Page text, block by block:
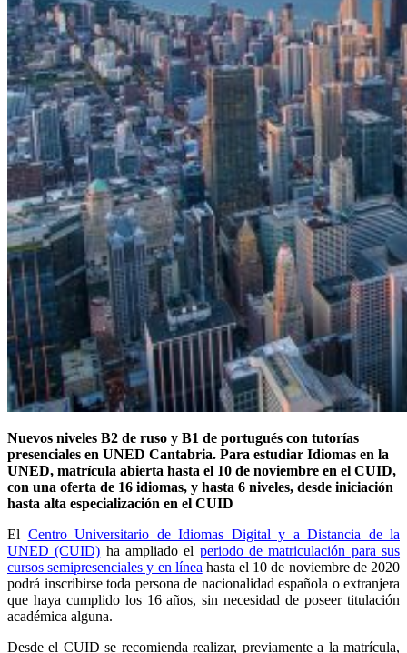
Nuevos niveles B2 de ruso y B1 de portugués con tutorías
presenciales en UNED Cantabria. Para estudiar Idiomas en la
UNED, matrícula abierta hasta el 10 de noviembre en el CUID,
con una oferta de 16 idiomas, y hasta 6 niveles, desde iniciación
hasta alta especialización en el CUID
El Centro Universitario de Idiomas Digital y a Distancia de la
UNED (CUID) ha ampliado el periodo de matriculación para sus
cursos semipresenciales y en línea hasta el 10 de noviembre de 2020
podrá inscribirse toda persona de nacionalidad española o extranjera
que haya cumplido los 16 años, sin necesidad de poseer titulación
académica alguna.
Desde el CUID se recomienda realizar, previamente a la matrícula,